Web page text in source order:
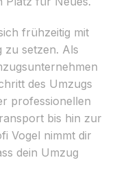
frühzeitig mit
zu setzen. Als
des Umzugs
professionellen
bis hin zur
Vogel nimmt dir
dein Umzug